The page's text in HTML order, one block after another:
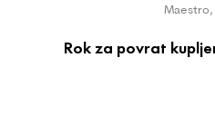
Maestro,
Rok za povrat